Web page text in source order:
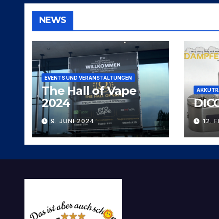
NEWS
EVENTS UND VERANSTALTUNGEN
The Hall of Vape
2024
9. JUNI 2024 12.